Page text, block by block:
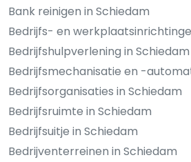
Bank reinigen in Schiedam
Bedrijfs- en
Bedrijfshulpverlening in Schiedam
Bedrijfsmechanisatie en -
Bedrijfsorganisaties in Schiedam
Bedrijfsruimte in Schiedam
Bedrijfsuitje in Schiedam
Bedrijventerreinen in Schiedam